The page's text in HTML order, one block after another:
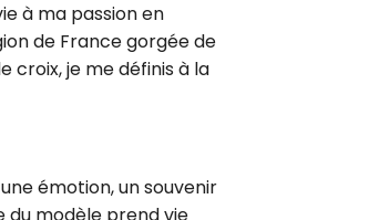
à ma passion en
de France gorgée de
croix, je me définis à la
émotion, un souvenir